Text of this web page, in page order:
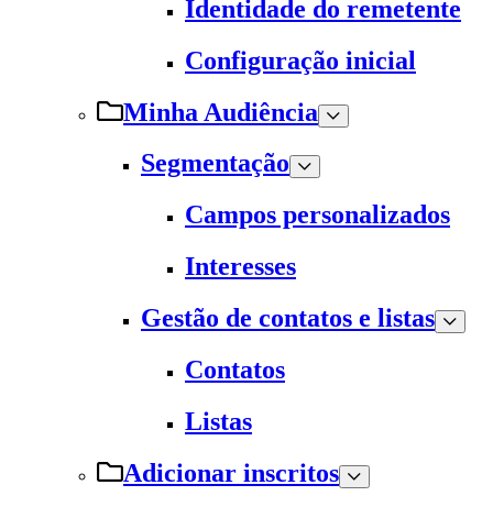
Identidade do remetente
Configuração inicial
Minha Audiência
Segmentação
Campos personalizados
Interesses
Gestão de contatos e listas
Contatos
Listas
Adicionar inscritos